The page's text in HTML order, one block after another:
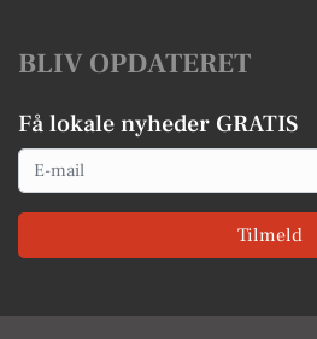
BLIV OPDATERET
Få lokale nyheder GRATIS
Email
Tilmeld